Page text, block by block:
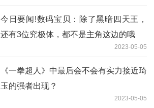
今日要闻!数码宝贝：除了黑暗四天王，
还有3位究极体，都不是主角这边的哦
2023-05-05
《一拳超人》中最后会不会有实力接近琦
玉的强者出现？
2023-05-05